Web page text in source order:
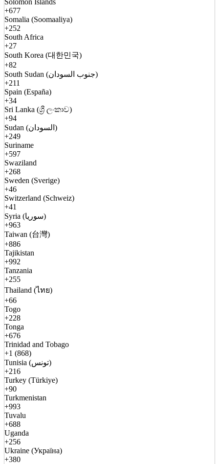
Solomon Islands
+677
Somalia (Soomaaliya)
+252
South Africa
+27
South Korea (대한민국)
+82
South Sudan (جنوب السودان)
+211
Spain (España)
+34
Sri Lanka (ශ්‍රී ලංකාව)
+94
Sudan (السودان)
+249
Suriname
+597
Swaziland
+268
Sweden (Sverige)
+46
Switzerland (Schweiz)
+41
Syria (سوريا)
+963
Taiwan (台灣)
+886
Tajikistan
+992
Tanzania
+255
Thailand (ไทย)
+66
Togo
+228
Tonga
+676
Trinidad and Tobago
+1 (868)
Tunisia (تونس)
+216
Turkey (Türkiye)
+90
Turkmenistan
+993
Tuvalu
+688
Uganda
+256
Ukraine (Україна)
+380